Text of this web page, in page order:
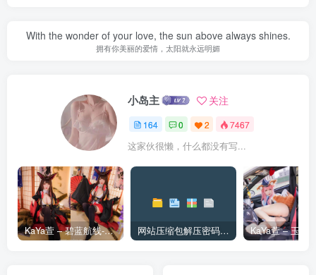
With the wonder of your love, the sun above always shines.
拥有你美丽的爱情，太阳就永远明媚
小岛主 关注
164 0 2 7467
这家伙很懒，什么都没有写...
KaYa萱 – 碧蓝航线-赤城 [20P_128MB] 网站压缩包解压密码和解压问题